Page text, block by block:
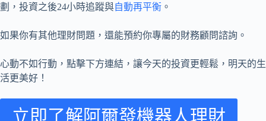
劃，投資之後24小時追蹤與自動再平衡 。
如果你有其他理財問題，還能預約你專屬的財務顧問諮詢。
心動不如行動，點擊下方連結，讓今天的投資更輕鬆，明天的生
活更美好！
立即了解阿爾發機器人理財